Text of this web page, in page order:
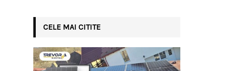
CELE MAI CITITE